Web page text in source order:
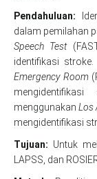
Pendahuluan:
dalam pemilahan
Speech Test
identifikasi
Emergency Room
menggunakanLos
mengidentifikasi
Tujuan: Untuk
LAPSS, dan